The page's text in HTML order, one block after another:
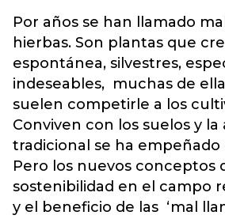
Por años se han llamado
hierbas. Son plantas que
espontánea, silvestres,
indeseables, muchas de
suelen competirle a los
Conviven con los suelos y
tradicional se ha empeñado
Pero los nuevos conceptos
sostenibilidad en el campo
y el beneficio de las ‘mal